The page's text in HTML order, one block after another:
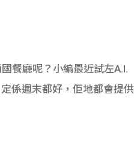
餐廳呢？小編最近試左A.I.
係週末都好，佢地都會提